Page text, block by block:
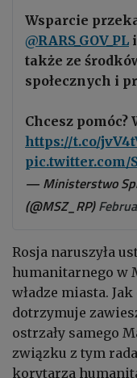
Wsparcie
@RARS_GOV_PL
także ze
społecznych i
Chcesz
https://t.co/
pic.twitter.com/
— Ministerstwo
(@MSZ_RP)
Rosja naruszyła
humanitarnego w
władze miasta.
dotrzymuje
ostrzały samego
związku z tym
korytarza